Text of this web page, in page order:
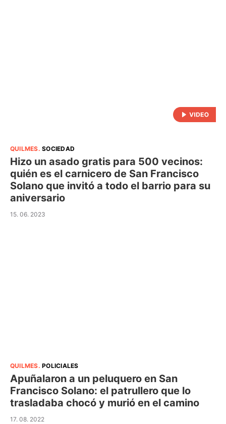
QUILMES.SOCIEDAD
Hizo un asado gratis para 500 vecinos:
quién es el carnicero de San Francisco
Solano que invitó a todo el barrio para su
aniversario
15. 06. 2023
QUILMES.POLICIALES
Apuñalaron a un peluquero en San
Francisco Solano: el patrullero que lo
trasladaba chocó y murió en el camino
17. 08. 2022